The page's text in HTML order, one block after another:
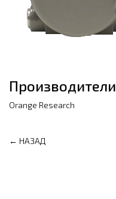
Производители
Orange Research
← НАЗАД